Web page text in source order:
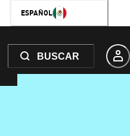
ESPAÑOL
BUSCAR